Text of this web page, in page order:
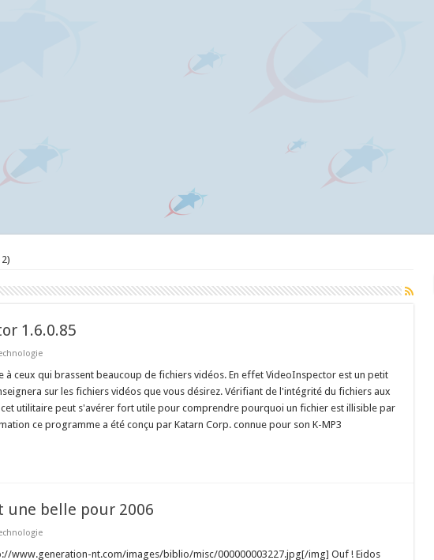
1.6.0.85
à ceux qui brassent beaucoup de fichiers vidéos. En effet VideoInspector est un petit
sur les fichiers vidéos que vous désirez. Vérifiant de l'intégrité du fichiers aux
cet utilitaire peut s'avérer fort utile pour comprendre pourquoi un fichier est illisible par
ce programme a été conçu par Katarn Corp. connue pour son K-MP3
une belle pour 2006
www.generation-nt.com/images/biblio/misc/000000003227.jpg[/img] Ouf ! Eidos